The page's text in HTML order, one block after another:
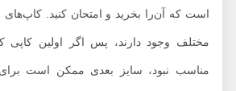
است که آن‌را بخرید و امتحان کنید. کاپ‌های
مختلف وجود دارند، پس اگر اولین کاپی که
مناسب نبود، سایز بعدی ممکن است برای